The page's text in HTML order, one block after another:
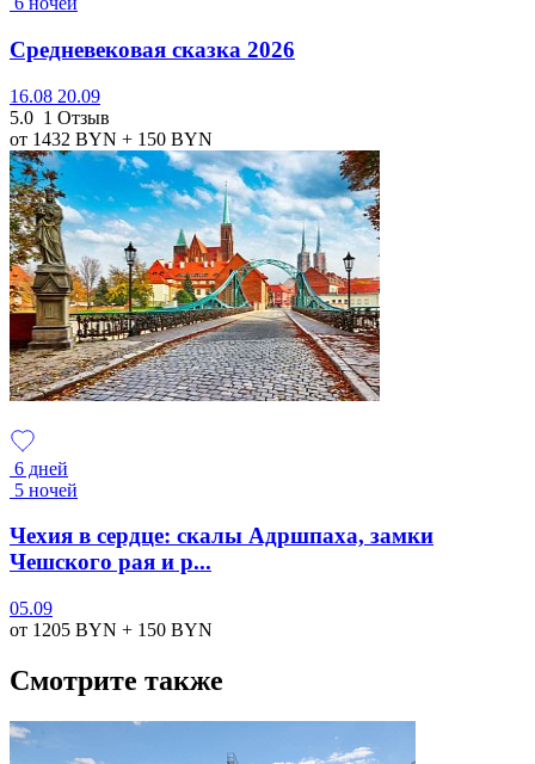
Средневековая сказка 2026
16.08 20.09
5.0 1 Отзыв
от 1432 BYN + 150 BYN
6 дней
5 ночей
Чехия в сердце: скалы Адршпаха, замки
Чешского рая и р...
05.09
от 1205 BYN + 150 BYN
Смотрите также